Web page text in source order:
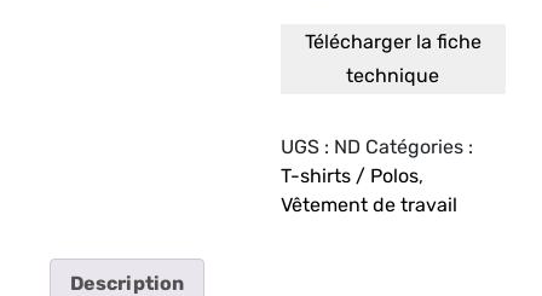
Télécharger la fiche
technique
UGS : ND Catégories :
T-shirts / Polos,
Vêtement de travail
Description